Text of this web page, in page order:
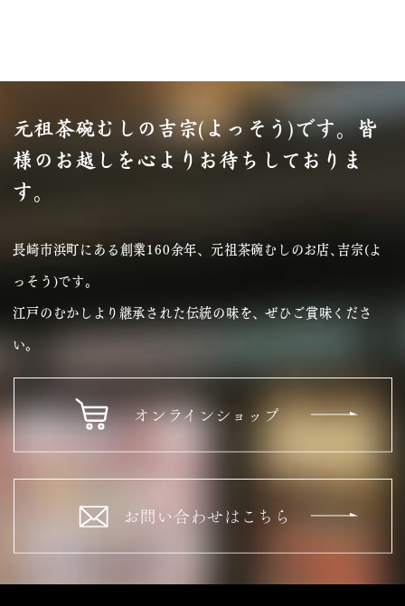
元祖茶碗むしの吉宗(よっそう)です。皆
様のお越しを心よりお待ちしておりま
す。
長崎市浜町にある創業160余年、元祖茶碗むしのお店､吉宗(よ
っそう)です｡
江戸のむかしより継承された伝統の味を、ぜひご賞味くださ
い。